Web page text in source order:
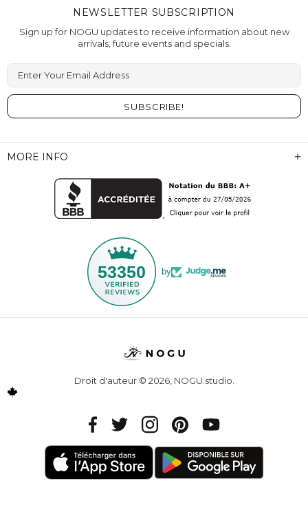
MORE INFO
53350 by
NEWSLETTER SUBSCRIPTION
Sign up for NOGU updates to receive information about new
arrivals, future events and specials.
Enter Your Email Address
Droit d'auteur © 2026, NOGU.studio.